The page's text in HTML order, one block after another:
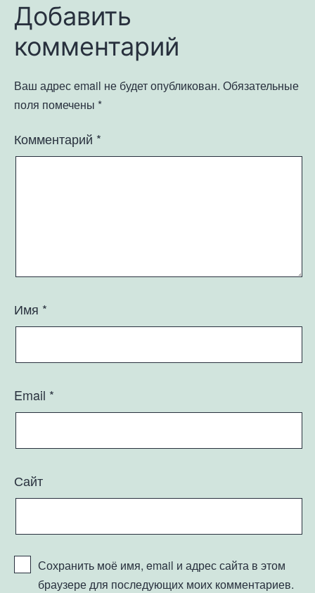
Добавить
комментарий
Ваш адрес email не будет опубликован. Обязательные
поля помечены *
Комментарий *
Имя *
Email *
Сайт
Сохранить моё имя, email и адрес сайта в этом
браузере для последующих моих комментариев.